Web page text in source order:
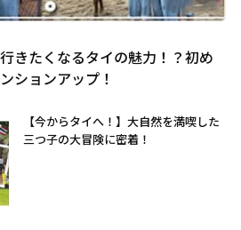
きたくなるタイの魅力！？初め
ションアップ！
【今からタイへ！】大自然を満喫した
三つ子の大冒険に密着！